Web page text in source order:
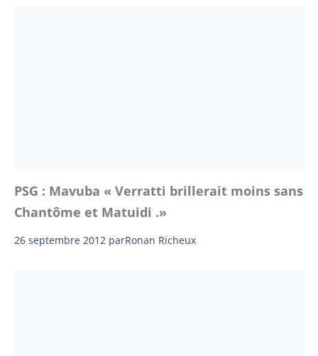
PSG : Mavuba « Verratti brillerait moins sans
Chantôme et Matuidi .»
26 septembre 2012 parRonan Richeux